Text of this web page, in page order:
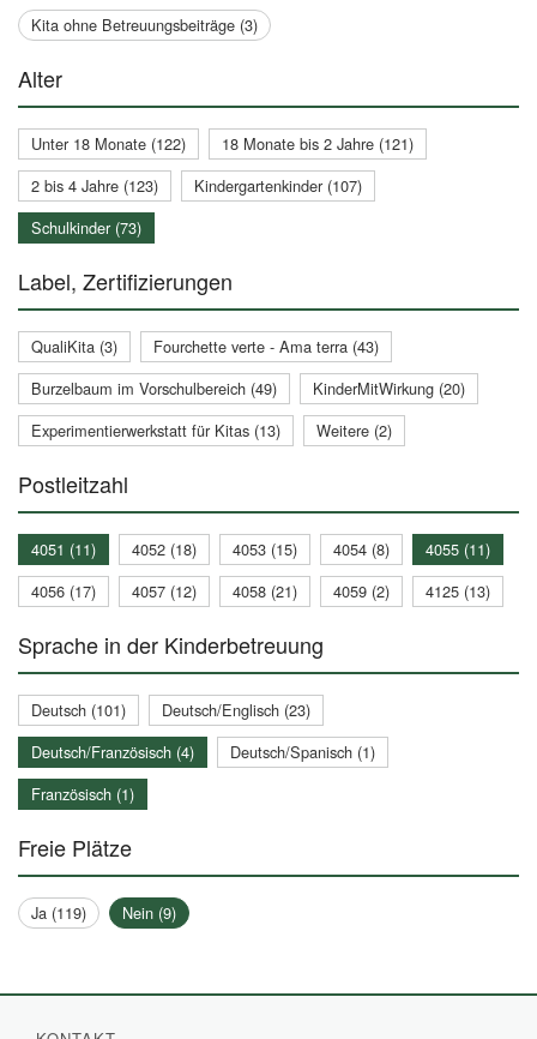
Kita ohne Betreuungsbeiträge (3)
Alter
Unter 18 Monate (122)
18 Monate bis 2 Jahre (121)
2 bis 4 Jahre (123)
Kindergartenkinder (107)
Schulkinder (73)
Label, Zertifizierungen
QualiKita (3)
Fourchette verte - Ama terra (43)
Burzelbaum im Vorschulbereich (49)
KinderMitWirkung (20)
Experimentierwerkstatt für Kitas (13)
Weitere (2)
Postleitzahl
4051 (11) 4052 (18) 4053 (15) 4054 (8)
4055 (11)
4056 (17)
4057 (12) 4058 (21) 4059 (2) 4125 (13)
Sprache in der Kinderbetreuung
Deutsch (101)
Deutsch/Englisch (23)
Deutsch/Französisch (4)
Deutsch/Spanisch (1)
Französisch (1)
Freie Plätze
Ja (119) Nein (9)